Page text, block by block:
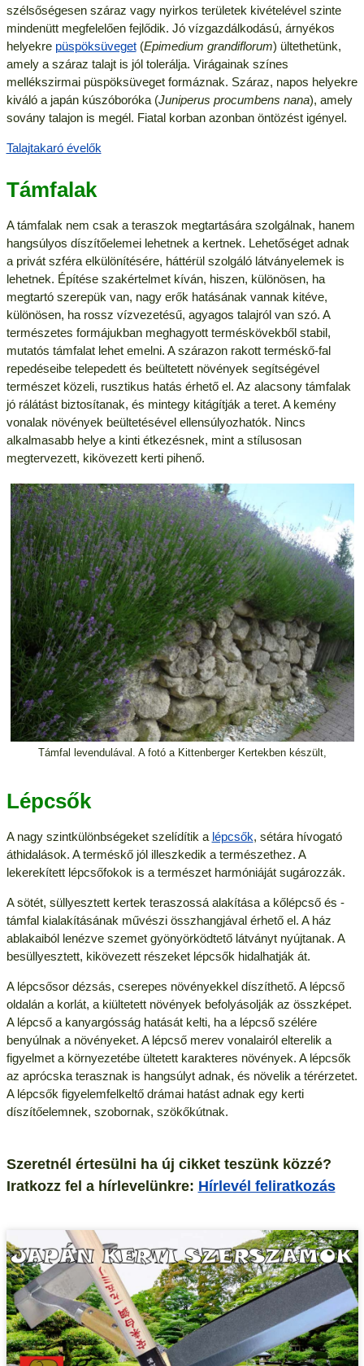
szélsőségesen száraz vagy nyirkos területek kivételével szinte
mindenütt megfelelően fejlődik. Jó vízgazdálkodású, árnyékos
helyekre püspöksüveget(Epimedium grandiflorum) ültethetünk,
amely a száraz talajt is jól tolerálja. Virágainak színes
mellékszirmai püspöksüveget formáznak. Száraz, napos helyekre
kiváló a japán kúszóboróka (Juniperus procumbens nana), amely
sovány talajon is megél. Fiatal korban azonban öntözést igényel.
Talajtakaró évelők
Támfalak
A támfalak nem csak a teraszok megtartására szolgálnak, hanem
hangsúlyos díszítőelemei lehetnek a kertnek. Lehetőséget adnak
a privát szféra elkülönítésére, háttérül szolgáló látványelemek is
lehetnek. Építése szakértelmet kíván, hiszen, különösen, ha
megtartó szerepük van, nagy erők hatásának vannak kitéve,
különösen, ha rossz vízvezetésű, agyagos talajról van szó. A
természetes formájukban meghagyott terméskövekből stabil,
mutatós támfalat lehet emelni. A szárazon rakott terméskő-fal
repedéseibe telepedett és beültetett növények segítségével
természet közeli, rusztikus hatás érhető el. Az alacsony támfalak
jó rálátást biztosítanak, és mintegy kitágítják a teret. A kemény
vonalak növények beültetésével ellensúlyozhatók. Nincs
alkalmasabb helye a kinti étkezésnek, mint a stílusosan
megtervezett, kikövezett kerti pihenő.
Támfal levendulával. A fotó a Kittenberger Kertekben készült,
Lépcsők
A nagy szintkülönbségeket szelídítik a lépcsők, sétára hívogató
áthidalások. A terméskő jól illeszkedik a természethez. A
lekerekített lépcsőfokok is a természet harmóniáját sugározzák.
A sötét, süllyesztett kertek teraszossá alakítása a kőlépcső és -
támfal kialakításának művészi összhangjával érhető el. A ház
ablakaiból lenézve szemet gyönyörködtető látványt nyújtanak. A
besüllyesztett, kikövezett részeket lépcsők hidalhatják át.
A lépcsősor dézsás, cserepes növényekkel díszíthető. A lépcső
oldalán a korlát, a kiültetett növények befolyásolják az összképet.
A lépcső a kanyargósság hatását kelti, ha a lépcső szélére
benyúlnak a növényeket. A lépcső merev vonalairól elterelik a
figyelmet a környezetébe ültetett karakteres növények. A lépcsők
az aprócska terasznak is hangsúlyt adnak, és növelik a térérzetet.
A lépcsők figyelemfelkeltő drámai hatást adnak egy kerti
díszítőelemnek, szobornak, szökőkútnak.
Szeretnél értesülni ha új cikket teszünk közzé?
Iratkozz fel a hírlevelünkre: Hírlevél feliratkozás